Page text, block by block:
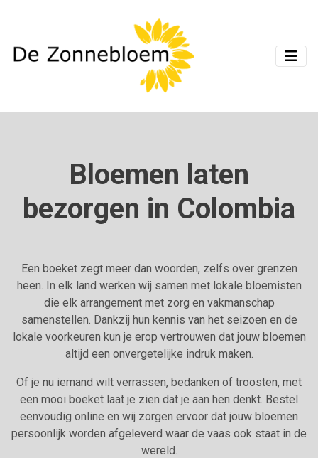
Bloemen laten
bezorgen in Colombia
Een boeket zegt meer dan woorden, zelfs over grenzen
heen. In elk land werken wij samen met lokale bloemisten
die elk arrangement met zorg en vakmanschap
samenstellen. Dankzij hun kennis van het seizoen en de
lokale voorkeuren kun je erop vertrouwen dat jouw bloemen
altijd een onvergetelijke indruk maken.
Of je nu iemand wilt verrassen, bedanken of troosten, met
een mooi boeket laat je zien dat je aan hen denkt. Bestel
eenvoudig online en wij zorgen ervoor dat jouw bloemen
persoonlijk worden afgeleverd waar de vaas ook staat in de
wereld.